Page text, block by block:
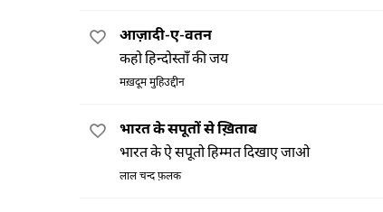
आज़ादी-ए-वतन
कहो हिन्दोस्ताँ की जय
मख़दूम मुहिउद्दीन
भारत के सपूतों से ख़िताब
भारत के ऐ सपूतो हिम्मत दिखाए जाओ
लाल चन्द फ़लक